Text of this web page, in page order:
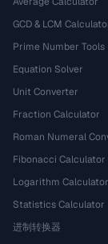
GCD & LCM
Prime Number Tools
Equation Solver
Unit Converter
Fraction Calculator
Roman Numeral
Fibonacci Calculator
Logarithm Calculator
Statistics Calculator
进制转换器